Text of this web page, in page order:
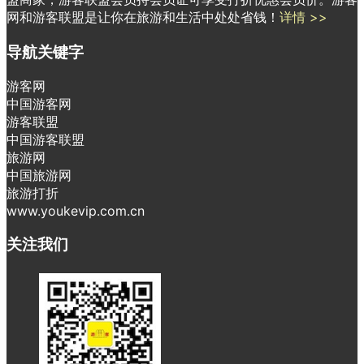
网和游客联盟是让你在旅游和生活中处处省钱！ 详情 >>
导航关键字
游客网
中国游客网
游客联盟
中国游客联盟
旅游网
中国旅游网
旅游打折
www.youkevip.com.cn
关注我们